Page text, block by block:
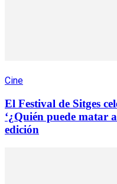
Cine
El Festival de Sitges
‘¿Quién puede matar a
edición